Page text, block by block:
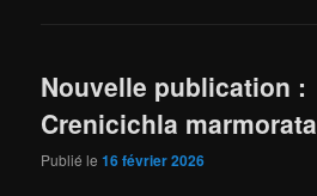
Nouvelle publication :
Crenicichla marmorata
Publié le16 février 2026